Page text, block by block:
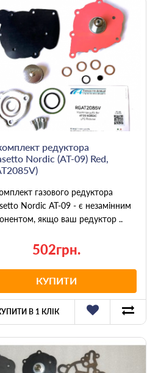
редуктора
Nordic (AT-09) Red,
газового редуктора
Nordic AT-09 - є незамінним
якщо ваш редуктор ..
502грн.
КУПИТИ
В 1 КЛІК